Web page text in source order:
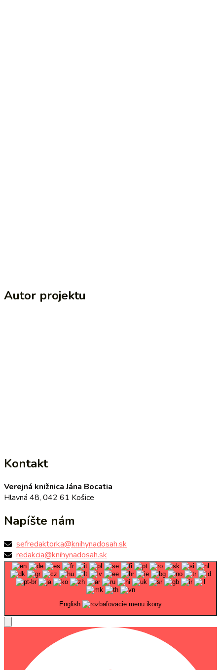
Autor projektu
Kontakt
Verejná knižnica Jána Bocatia
Hlavná 48, 042 61 Košice
Napíšte nám
sefredaktorka@knihynadosah.sk
redakcia@knihynadosah.sk
English